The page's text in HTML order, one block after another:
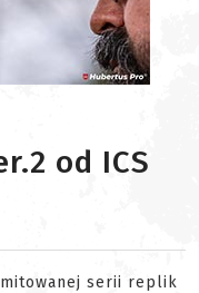
od ICS
serii replik